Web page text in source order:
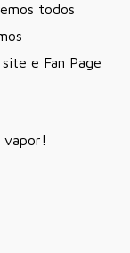
todos
e Fan Page
vapor!